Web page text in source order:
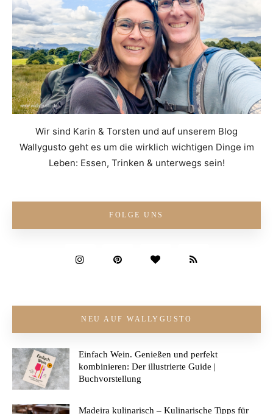
Wir sind Karin & Torsten und auf unserem Blog
Wallygusto geht es um die wirklich wichtigen Dinge im
Leben: Essen, Trinken & unterwegs sein!
FOLGE UNS
NEU AUF WALLYGUSTO
Einfach Wein. Genießen und perfekt
kombinieren: Der illustrierte Guide |
Buchvorstellung
Madeira kulinarisch – Kulinarische Tipps für